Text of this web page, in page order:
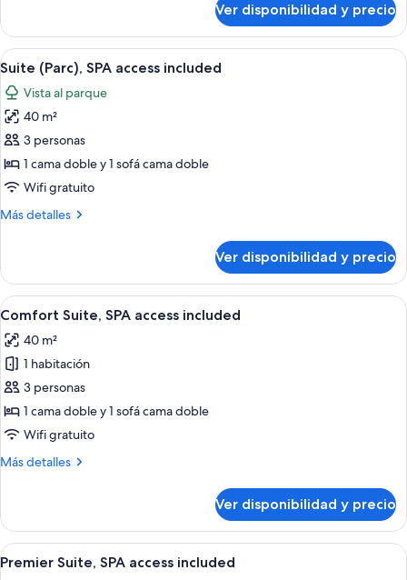
access
included
Double
Room
Single
Use,
SPA
access
included
Ver disponibilidad y precio
Ver
todas
las
fotos
de
Suite
(Parc),
access
Una habitación de hotel moderna
7
Suite (Parc), SPA access included
Vista al parque
40 m²
3 personas
1 cama doble y 1 sofá cama doble
Wifi gratuito
Más detalles
Más
(Parc),
SPA
access
Ver disponibilidad y precio
Ver
todas
las
fotos
de
Comfort
Suite,
access
Una habitación de hotel con cama,
4
Comfort Suite, SPA access included
40 m²
1 habitación
3 personas
1 cama doble y 1 sofá cama doble
Wifi gratuito
Más detalles
Más
Suite,
SPA
access
Ver disponibilidad y precio
Ver
todas
Habitación de hotel con cama, sillón
4
Premier Suite, SPA access included